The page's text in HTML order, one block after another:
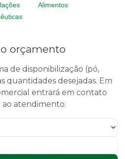
Alimentos
orçamento
de disponibilização (pó,
quantidades desejadas. Em
entrará em contato
atendimento.